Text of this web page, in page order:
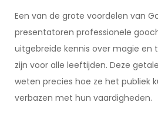
Een van de grote voordelen van
presentatoren professionele
uitgebreide kennis over magie en
zijn voor alle leeftijden. Deze
weten precies hoe ze het publiek
verbazen met hun vaardigheden.